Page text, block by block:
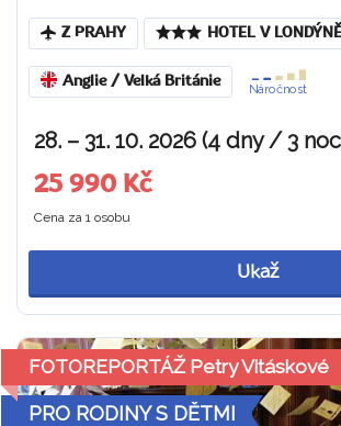
Z PRAHY HOTEL V LONDÝNĚ
Anglie / Velká Británie
Náročnost
28. – 31. 10. 2026 (4 dny / 3
25 990 Kč
Cena za 1 osobu
Ukaž
FOTOREPORTÁŽ Petry Vitáskové
PRO RODINY S DĚTMI